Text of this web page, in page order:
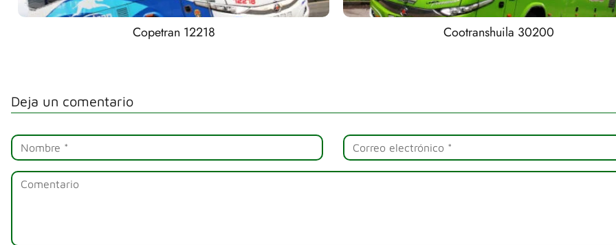
Copetran 12218 Cootranshuila 30200
Deja un comentario